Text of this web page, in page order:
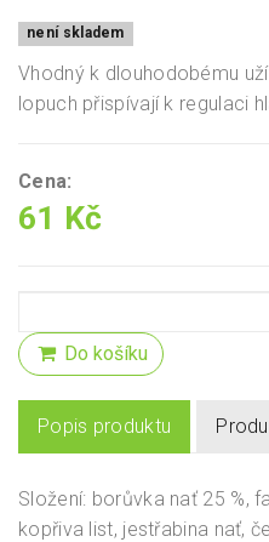
není skladem
Vhodný k dlouhodobému
lopuch přispívají k regulaci
Cena:
61 Kč
Do košíku
Popis produktu
Složení: borůvka nať 25 %,
kopřiva list, jestřabina nať,